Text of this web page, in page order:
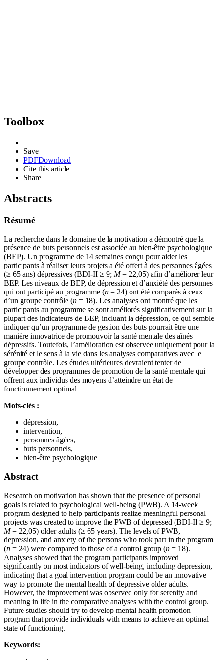
Toolbox
Save
PDFDownload
Cite this article
Share
Abstracts
Résumé
La recherche dans le domaine de la motivation a démontré que la
présence de buts personnels est associée au bien-être psychologique
(BEP). Un programme de 14 semaines conçu pour aider les
participants à réaliser leurs projets a été offert à des personnes âgées
(≥ 65 ans) dépressives (BDI-II ≥ 9; M= 22,05) afin d’améliorer leur
BEP. Les niveaux de BEP, de dépression et d’anxiété des personnes
qui ont participé au programme (n = 24) ont été comparés à ceux
d’un groupe contrôle (n = 18). Les analyses ont montré que les
participants au programme se sont améliorés significativement sur la
plupart des indicateurs de BEP, incluant la dépression, ce qui semble
indiquer qu’un programme de gestion des buts pourrait être une
manière innovatrice de promouvoir la santé mentale des aînés
dépressifs. Toutefois, l’amélioration est observée uniquement pour la
sérénité et le sens à la vie dans les analyses comparatives avec le
groupe contrôle. Les études ultérieures devraient tenter de
développer des programmes de promotion de la santé mentale qui
offrent aux individus des moyens d’atteindre un état de
fonctionnement optimal.
Mots-clés :
dépression,
intervention,
personnes âgées,
buts personnels,
bien-être psychologique
Abstract
Research on motivation has shown that the presence of personal
goals is related to psychological well-being (PWB). A 14-week
program designed to help participants realize meaningful personal
projects was created to improve the PWB of depressed (BDI-II ≥ 9;
M= 22,05) older adults (≥ 65 years). The levels of PWB,
depression, and anxiety of the persons who took part in the program
(n = 24) were compared to those of a control group (n = 18).
Analyses showed that the program participants improved
significantly on most indicators of well-being, including depression,
indicating that a goal intervention program could be an innovative
way to promote the mental health of depressive older adults.
However, the improvement was observed only for serenity and
meaning in life in the comparative analyses with the control group.
Future studies should try to develop mental health promotion
program that provide individuals with means to achieve an optimal
state of functioning.
Keywords: